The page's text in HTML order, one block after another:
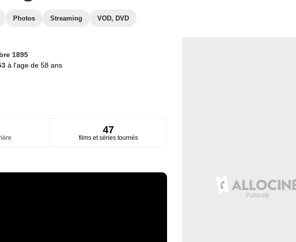
Photos Streaming VOD, DVD
1895
à l'age de 58 ans
47
films et séries tournés